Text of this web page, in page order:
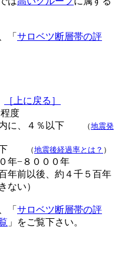
「 サロベツ断層帯の評
［上に戻る］
度
に、４％以下
（地震発
下 （地震後経過率とは？ ）
年−８０００年
前以後、約４千５百年
ない）
「 サロベツ断層帯の評
」をご覧下さい。